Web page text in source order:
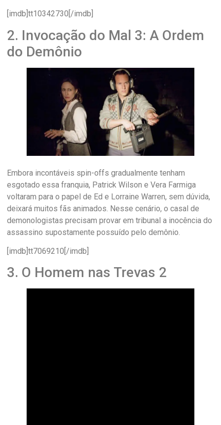
[imdb]tt10342730[/imdb]
2. Invocação do Mal 3: A Ordem
do Demônio
Embora incontáveis ​​spin-offs gradualmente tenham
esgotado essa franquia, Patrick Wilson e Vera Farmiga
voltaram para o papel de Ed e Lorraine Warren, sem dúvida,
deixará muitos fãs animados. Nesse cenário, o casal de
demonologistas precisam provar em tribunal a inocência do
assassino supostamente possuído pelo demônio.
[imdb]tt7069210[/imdb]
3. O Homem nas Trevas 2